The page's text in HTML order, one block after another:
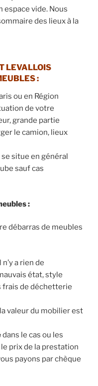
vide. Nous
des lieux à la
LEVALLOIS
:
ou en Région
de votre
grande partie
le camion, lieux
situe en général
sauf cas
:
débarras de meubles
n’y a rien de
état, style
frais de déchetterie
valeur du mobilier est
dans le cas ou les
prix de la prestation
payons par chèque